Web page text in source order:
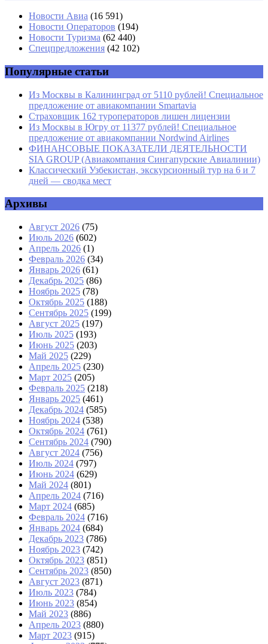
Имя *
Email*
Новости Авиа (16 591)
Новости Операторов (194)
Новости Туризма (62 440)
Спецпредложения (42 102)
Популярные статьи
Из Москвы в Калининград от 5110 рублей! Специальное
предложение от авиакомпании Smartavia
Страховщик 162 туроператоров лишен лицензии
Из Москвы в Югру от 11377 рублей! Специальное
предложение от авиакомпании Nordwind Airlines
ФИНАНСОВЫЕ ПОКАЗАТЕЛИ ДЕЯТЕЛЬНОСТИ
SIA GROUP (Авиакомпания Сингапурские Авиалинии)
Классический Узбекистан, экскурсионный тур на 6 и 7
дней — сводка мест
Архивы
Август 2026 (75)
Июль 2026 (602)
Апрель 2026 (1)
Февраль 2026 (34)
Январь 2026 (61)
Декабрь 2025 (86)
Ноябрь 2025 (78)
Октябрь 2025 (188)
Сентябрь 2025 (199)
Август 2025 (197)
Июль 2025 (193)
Июнь 2025 (203)
Май 2025 (229)
Апрель 2025 (230)
Март 2025 (205)
Февраль 2025 (218)
Январь 2025 (461)
Декабрь 2024 (585)
Ноябрь 2024 (538)
Октябрь 2024 (761)
Сентябрь 2024 (790)
Август 2024 (756)
Июль 2024 (797)
Июнь 2024 (629)
Май 2024 (801)
Апрель 2024 (716)
Март 2024 (685)
Февраль 2024 (716)
Январь 2024 (684)
Декабрь 2023 (786)
Ноябрь 2023 (742)
Октябрь 2023 (851)
Сентябрь 2023 (850)
Август 2023 (871)
Июль 2023 (784)
Июнь 2023 (854)
Май 2023 (886)
Апрель 2023 (880)
Март 2023 (915)